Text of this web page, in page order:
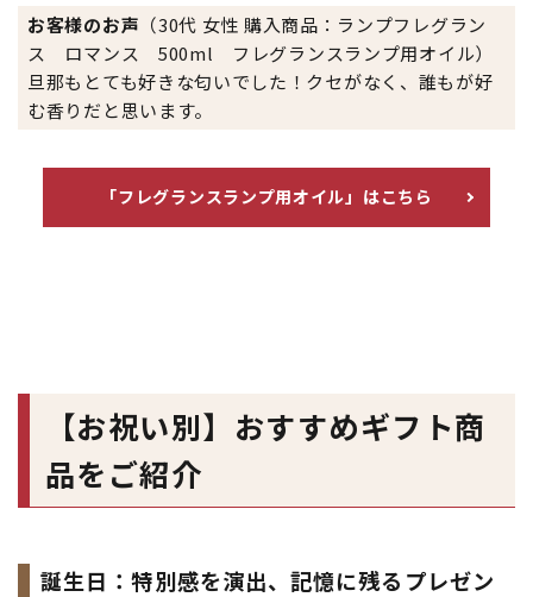
お客様のお声 （30代 女性 購入商品：ランプフレグラン
ス ロマンス 500ml フレグランスランプ用オイル）
旦那もとても好きな匂いでした！クセがなく、誰もが好
む香りだと思います。
「フレグランスランプ用オイル」はこちら
【お祝い別】おすすめギフト商
品をご紹介
誕生日：特別感を演出、記憶に残るプレゼン